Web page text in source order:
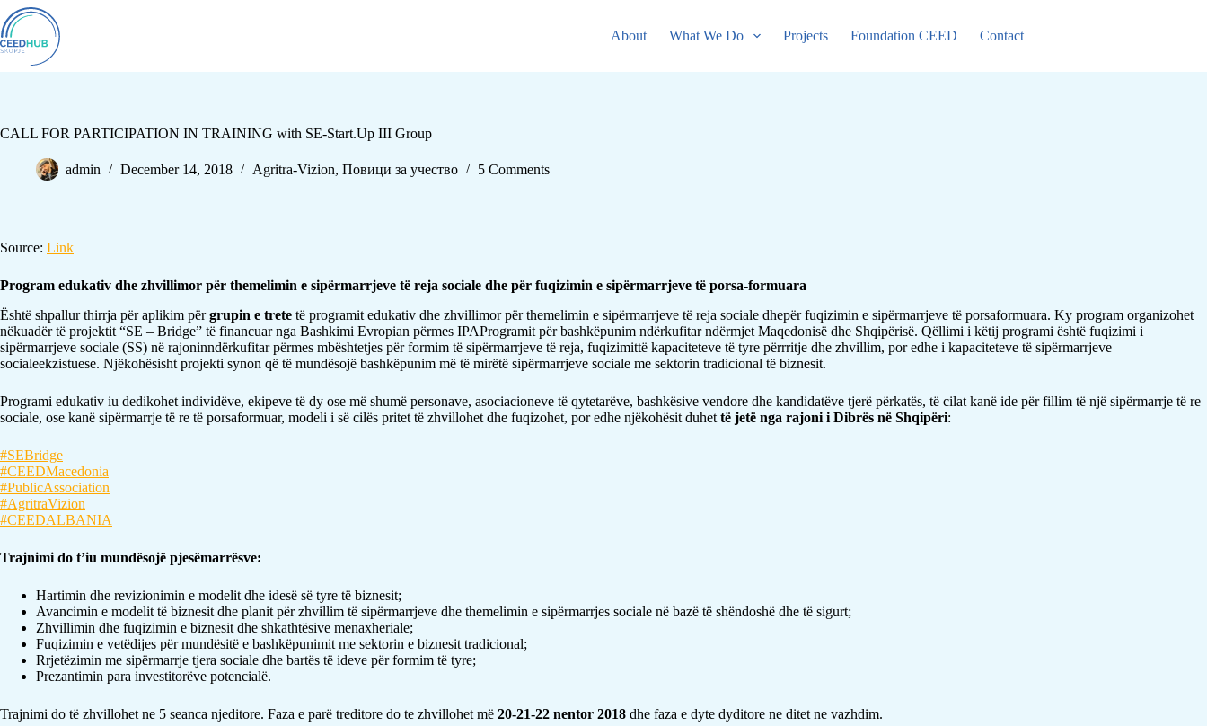
About What We Do Projects Foundation CEED Contact
CALL FOR PARTICIPATION IN TRAINING with SE-Start.Up III Group
admin December 14, 2018 Agritra-Vizion, Повици за учество 5 Comments
Source: Link
Program edukativ dhe zhvillimor për themelimin e sipërmarrjeve të reja sociale dhe për fuqizimin e sipërmarrjeve të porsa-formuara
Është shpallur thirrja për aplikim përgrupin e trete të programit edukativ dhe zhvillimor për themelimin e sipërmarrjeve të reja sociale dhepër fuqizimin e sipërmarrjeve të porsaformuara. Ky program organizohet
nëkuadër të projektit “SE – Bridge” të financuar nga Bashkimi Evropian përmes IPAProgramit për bashkëpunim ndërkufitar ndërmjet Maqedonisë dhe Shqipërisë. Qëllimi i këtij programi është fuqizimi i
sipërmarrjeve sociale (SS) në rajoninndërkufitar përmes mbështetjes për formim të sipërmarrjeve të reja, fuqizimittë kapaciteteve të tyre përrritje dhe zhvillim, por edhe i kapaciteteve të sipërmarrjeve
socialeekzistuese. Njëkohësisht projekti synon që të mundësojë bashkëpunim më të mirëtë sipërmarrjeve sociale me sektorin tradicional të biznesit.
Programi edukativ iu dedikohet individëve, ekipeve të dy ose më shumë personave, asociacioneve të qytetarëve, bashkësive vendore dhe kandidatëve tjerë përkatës, të cilat kanë ide për fillim të një sipërmarrje të re
sociale, ose kanë sipërmarrje të re të porsaformuar, modeli i së cilës pritet të zhvillohet dhe fuqizohet, por edhe njëkohësit duhet të jetë nga rajoni i Dibrës në Shqipëri:
#SEBridge
#CEEDMacedonia
#PublicAssociation
#AgritraVizion
#CEEDALBANIA
Trajnimi do t’iu mundësojë pjesëmarrësve:
Hartimin dhe revizionimin e modelit dhe idesë së tyre të biznesit;
Avancimin e modelit të biznesit dhe planit për zhvillim të sipërmarrjeve dhe themelimin e sipërmarrjes sociale në bazë të shëndoshë dhe të sigurt;
Zhvillimin dhe fuqizimin e biznesit dhe shkathtësive menaxheriale;
Fuqizimin e vetëdijes për mundësitë e bashkëpunimit me sektorin e biznesit tradicional;
Rrjetëzimin me sipërmarrje tjera sociale dhe bartës të ideve për formim të tyre;
Prezantimin para investitorëve potencialë.
Trajnimi do të zhvillohet ne 5 seanca njeditore. Faza e parë treditore do te zhvillohet më 20-21-22 nentor 2018 dhe faza e dyte dyditore ne ditet ne vazhdim.